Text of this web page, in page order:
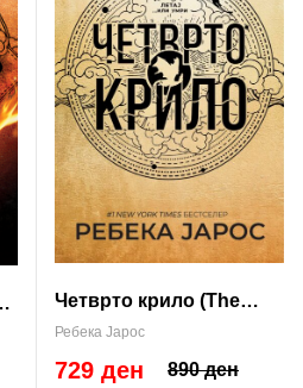
Четврто крило (The
Empyrean #1)
Ребека Јарос
890 ден
729 ден